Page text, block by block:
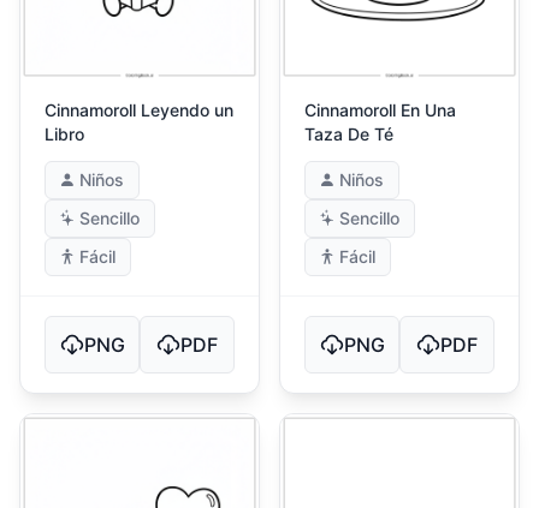
Cinnamoroll Leyendo un
Libro
Niños
Sencillo
Fácil
PNG PDF
Cinnamoroll En Una
Taza De Té
Niños
Sencillo
Fácil
PNG PDF